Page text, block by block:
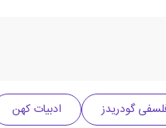
گودریدز ادبیات کهن